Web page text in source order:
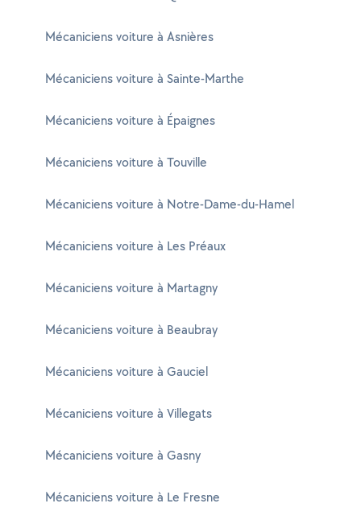
Mécaniciens voiture à Asnières
Mécaniciens voiture à Sainte-Marthe
Mécaniciens voiture à Épaignes
Mécaniciens voiture à Touville
Mécaniciens voiture à Notre-Dame-du-Hamel
Mécaniciens voiture à Les Préaux
Mécaniciens voiture à Martagny
Mécaniciens voiture à Beaubray
Mécaniciens voiture à Gauciel
Mécaniciens voiture à Villegats
Mécaniciens voiture à Gasny
Mécaniciens voiture à Le Fresne